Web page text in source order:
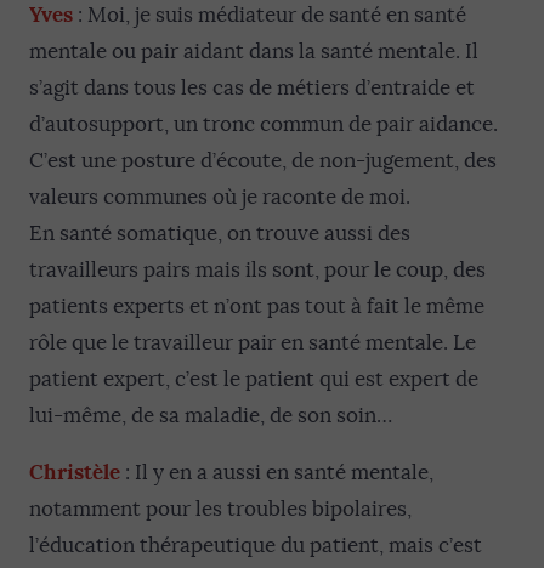
Yves : Moi, je suis médiateur de santé en santé
mentale ou pair aidant dans la santé mentale. Il
s’agit dans tous les cas de métiers d’entraide et
d’autosupport, un tronc commun de pair aidance.
C’est une posture d’écoute, de non-jugement, des
valeurs communes où je raconte de moi.
En santé somatique, on trouve aussi des
travailleurs pairs mais ils sont, pour le coup, des
patients experts et n’ont pas tout à fait le même
rôle que le travailleur pair en santé mentale. Le
patient expert, c’est le patient qui est expert de
lui-même, de sa maladie, de son soin…
Christèle : Il y en a aussi en santé mentale,
notamment pour les troubles bipolaires,
l’éducation thérapeutique du patient, mais c’est